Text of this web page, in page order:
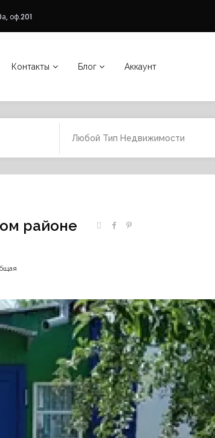
оф.201
Контакты Блог Аккаунт
Любой Тип Недвижимости
районе